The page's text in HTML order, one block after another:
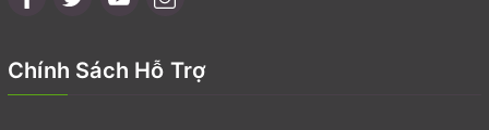
Chính Sách Hỗ Trợ